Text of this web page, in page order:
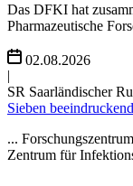
Das DFKI hat
Pharmazeutische
02.08.2026
SR Saarländischer
Sieben
...
Zentrum für